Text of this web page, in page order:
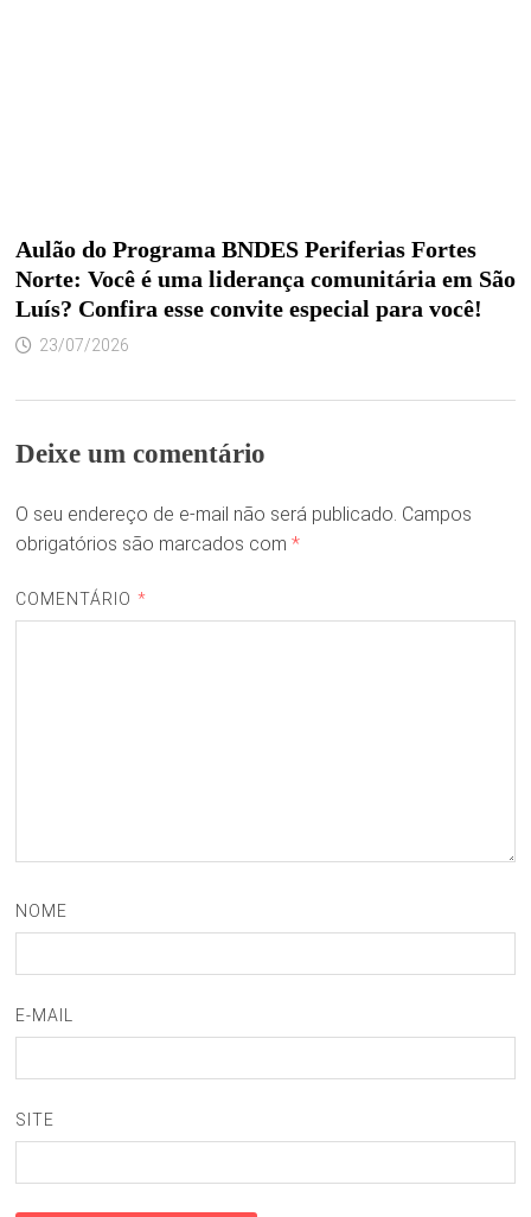
Aulão do Programa BNDES Periferias Fortes
Norte: Você é uma liderança comunitária em São
Luís? Confira esse convite especial para você!
23/07/2026
Deixe um comentário
O seu endereço de e-mail não será publicado. Campos
obrigatórios são marcados com *
COMENTÁRIO *
NOME
E-MAIL
SITE